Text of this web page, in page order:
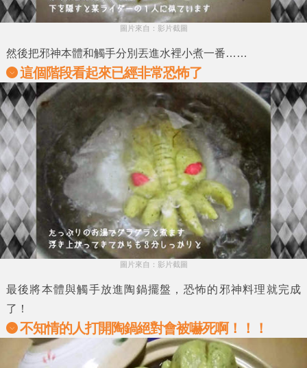
圖片來自：影片截圖
然後把邪神本體和觸手分別丟進水裡小煮一番……
這個階段看起來已經非常恐怖了
圖片來自：影片截圖
最後將本體與觸手放進陶鍋擺盤，恐怖的邪神料理就完成
了！
不知情的人打開陶鍋絕對會被嚇死啊！！！